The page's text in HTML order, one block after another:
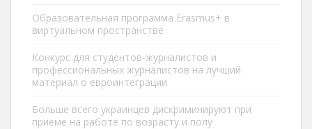
Образовательная программа Erasmus+ в
виртуальном пространстве
Конкурс для студентов-журналистов и
профессиональных журналистов на лучший
материал о евроинтеграции
Больше всего украинцев дискриминируют при
приеме на работе по возрасту и полу